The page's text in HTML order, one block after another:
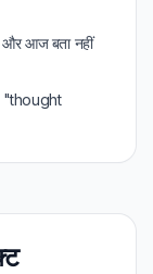
आज बता नहीं
"thought